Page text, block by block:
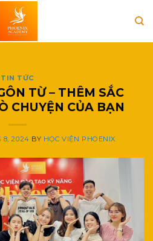
TIN TỨC
TỪ – THÊM SẮC
CHUYỆN CỦA BẠN
8, 2024 BY HỌC VIỆN PHOENIX